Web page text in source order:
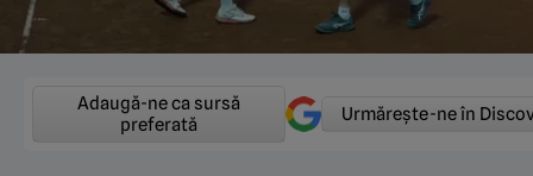
Adaugă-ne ca sursă
preferată
Urmărește-ne în